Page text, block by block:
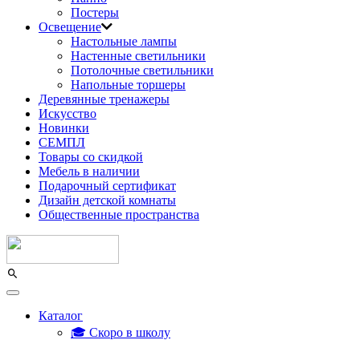
Постеры
Освещение
Настольные лампы
Настенные светильники
Потолочные светильники
Напольные торшеры
Деревянные тренажеры
Искусство
Новинки
СЕМПЛ
Товары со скидкой
Мебель в наличии
Подарочный сертификат
Дизайн детской комнаты
Общественные пространства
Каталог
🎓 Скоро в школу